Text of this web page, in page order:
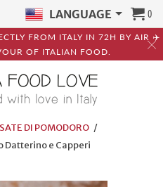
FROM ITALY IN 72H BY AIR ✈️
OF ITALIAN FOOD.
LANGUAGE 0
DI POMODORO/
Datterino e Capperi